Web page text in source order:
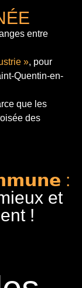
entre
», pour
Quentin-en-
que les
des
:
et
!